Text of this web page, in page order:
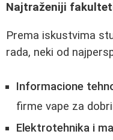
Najtraženiji
Prema iskustvima
rada, neki od
Informacione
firme vape za
Elektrotehnika i